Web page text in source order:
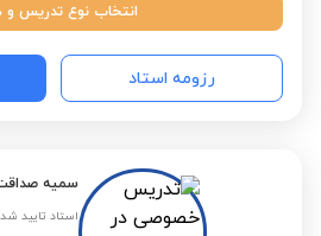
انتخاب نوع تدریس
رزومه استاد
سمیه
استاد تایید